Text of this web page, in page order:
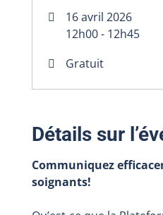
16 avril 2026
12h00 - 12h45
Gratuit
Détails sur
Communiquez
soignants!